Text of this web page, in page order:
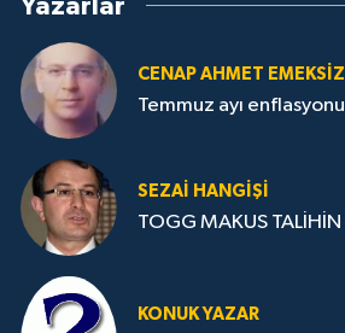
Yazarlar
CENAP AHMET EMEKSİZ
Temmuz ayı enflasyonu
SEZAI HANGİŞİ
TOGG MAKUS TALİHİN
KONUK YAZAR